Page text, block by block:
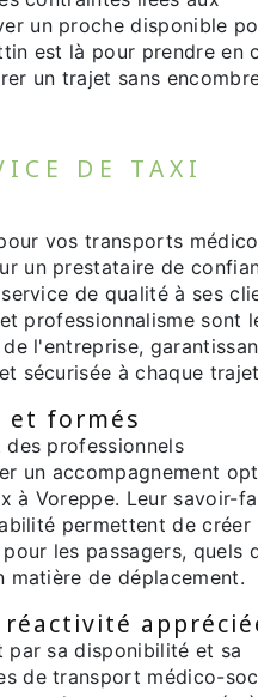
un proche disponible
est là pour prendre en
un trajet sans
DE TAXI
vos transports
un prestataire de
de qualité à ses
professionnalisme sont
l'entreprise,
sécurisée à chaque
et formés
professionnels
un accompagnement
à Voreppe. Leur savoir-
permettent de créer
les passagers, quels
matière de déplacement.
par sa disponibilité et sa
de transport médico-